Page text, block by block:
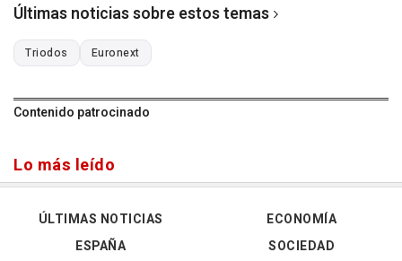
Últimas noticias sobre estos temas
Triodos Euronext
Contenido patrocinado
Lo más leído
ÚLTIMAS NOTICIAS
ESPAÑA
ECONOMÍA
SOCIEDAD